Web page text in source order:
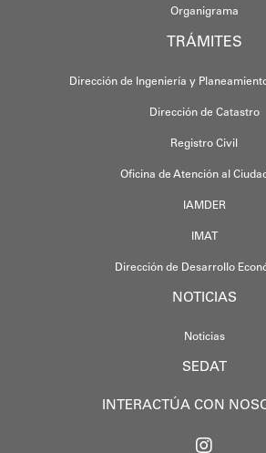
Organigrama
TRÁMITES
Dirección de Ingeniería y
Dirección de Catastro
Registro Civil
Oficina de Atención al
IAMDER
IMAT
Dirección de Desarrollo
NOTICIAS
Noticias
SEDAT
INTERACTÚA CON